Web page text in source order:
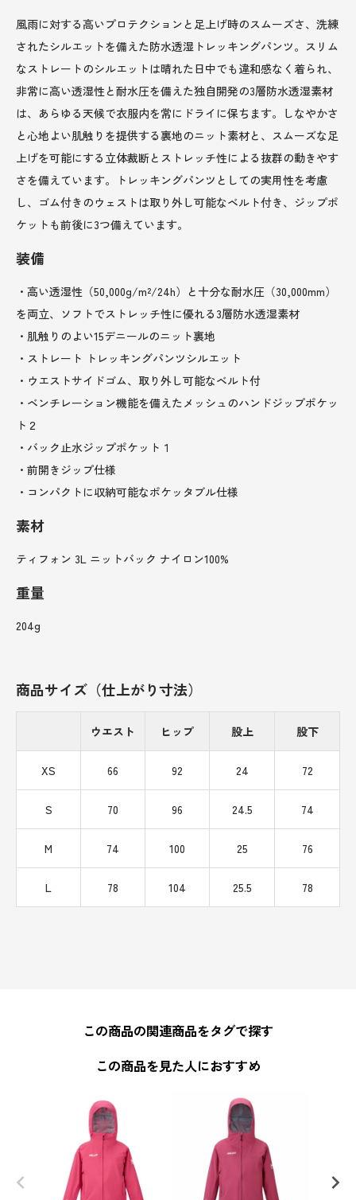
風雨に対する高いプロテクションと足上げ時のスムーズさ、洗練
されたシルエットを備えた防水透湿トレッキングパンツ。スリム
なストレートのシルエットは晴れた日中でも違和感なく着られ、
非常に高い透湿性と耐水圧を備えた独自開発の3層防水透湿素材
は、あらゆる天候で衣服内を常にドライに保ちます。しなやかさ
と心地よい肌触りを提供する裏地のニット素材と、スムーズな足
上げを可能にする立体裁断とストレッチ性による抜群の動きやす
さを備えています。トレッキングパンツとしての実用性を考慮
し、ゴム付きのウェストは取り外し可能なベルト付き、ジップポ
ケットも前後に3つ備えています。
装備
・高い透湿性（50,000g/m²/24h）と十分な耐水圧（30,000mm）
を両立、ソフトでストレッチ性に優れる3層防水透湿素材
・肌触りのよい15デニールのニット裏地
・ストレート トレッキングパンツシルエット
・ウエストサイドゴム、取り外し可能なベルト付
・ベンチレーション機能を備えたメッシュのハンドジップポケッ
ト２
・バック止水ジップポケット１
・前開きジップ仕様
・コンパクトに収納可能なポケッタブル仕様
素材
ティフォン 3L ニットバック ナイロン100%
重量
204g
商品サイズ（仕上がり寸法）
ウエスト ヒップ 股上 股下
XS 66 92 24 72
S 70 96 24.5 74
M 74 100 25 76
L 78 104 25.5 78
この商品の関連商品をタグで探す
この商品を見た人におすすめ